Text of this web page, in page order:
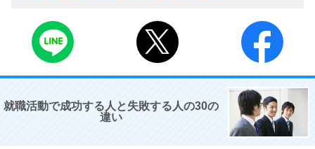
就職活動で成功する人と失敗する人の30の
違い